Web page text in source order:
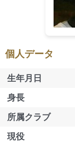
個人データ
生年月日
身長
所属クラブ
現役